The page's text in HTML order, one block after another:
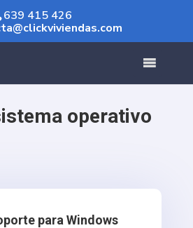
639 415 426
operativo
para Windows